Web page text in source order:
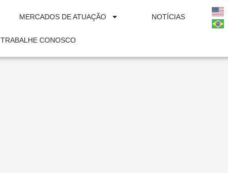
MERCADOS DE ATUAÇÃO NOTÍCIAS
TRABALHE CONOSCO